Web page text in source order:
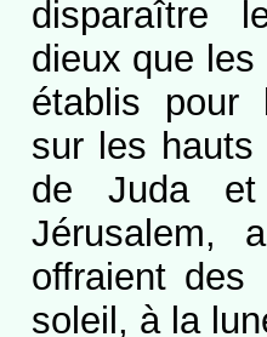
disparaître
dieux que
établis pour
sur les
de Juda
Jérusalem,
offraient
soleil, à la